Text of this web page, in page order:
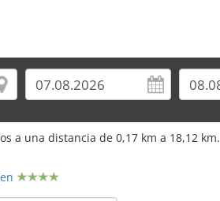
a una distancia de 0,17 km a 18,12 km.